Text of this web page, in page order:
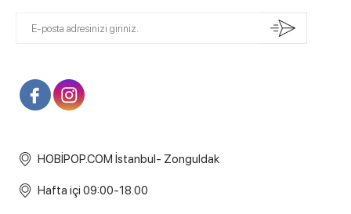
HOBİPOP.COM İstanbul- Zonguldak
Hafta içi 09:00-18.00